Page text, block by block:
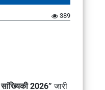
389
सांख्यिकी 2026” जारी